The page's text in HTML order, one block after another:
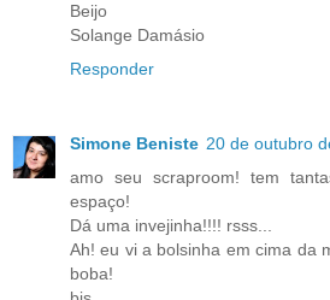
Beijo
Solange Damásio
Responder
Simone Beniste 20 de outubro
amo seu scraproom! tem
espaço!
Dá uma invejinha!!!! rsss...
Ah! eu vi a bolsinha em cima da
boba!